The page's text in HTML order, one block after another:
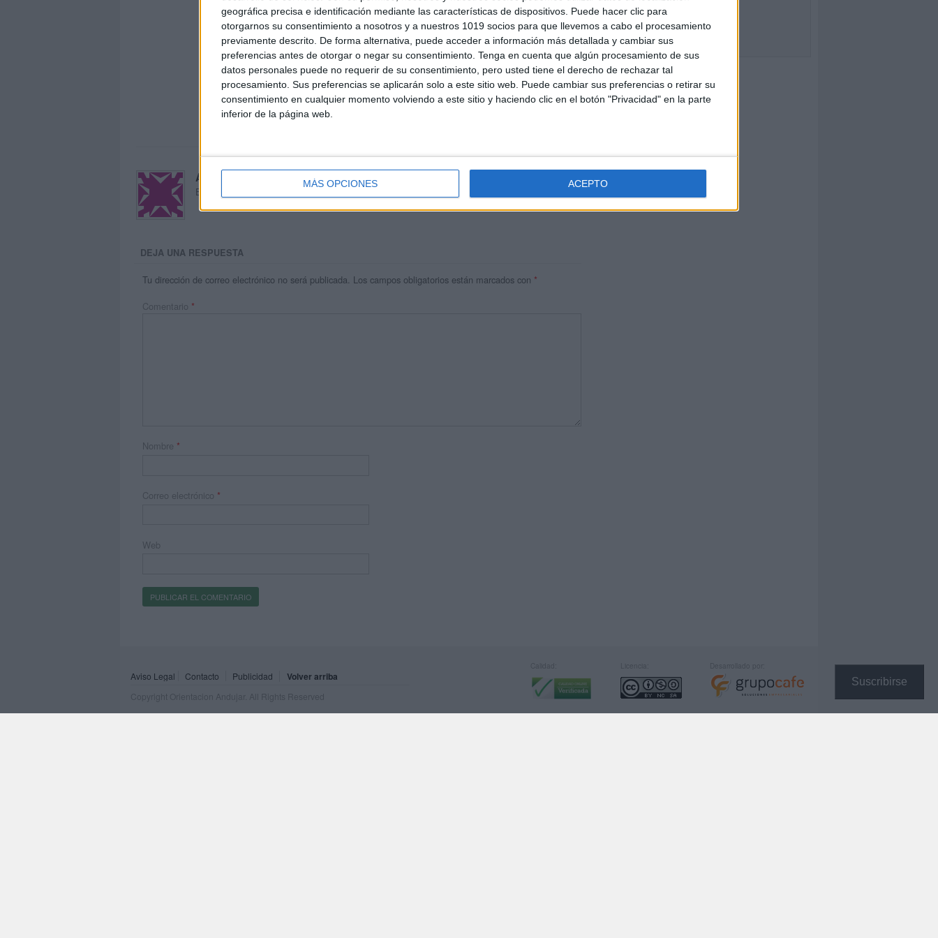
geográfica precisa e identificación mediante las características de dispositivos. Puede hacer clic para
otorgarnos su consentimiento a nosotros y a nuestros 1019 socios para que llevemos a cabo el procesamiento
previamente descrito. De forma alternativa, puede acceder a información más detallada y cambiar sus
preferencias antes de otorgar o negar su consentimiento. Tenga en cuenta que algún procesamiento de sus
datos personales puede no requerir de su consentimiento, pero usted tiene el derecho de rechazar tal
procesamiento. Sus preferencias se aplicarán solo a este sitio web. Puede cambiar sus preferencias o retirar su
consentimiento en cualquier momento volviendo a este sitio y haciendo clic en el botón "Privacidad" en la parte
inferior de la página web.
MÁS OPCIONES ACEPTO
Suscribirse
Acerca de María Olivares
El autor no ha proporcionado ninguna información.
DEJA UNA RESPUESTA
Tu dirección de correo electrónico no será publicada. Los campos obligatorios están marcados con *
Comentario *
Nombre *
Correo electrónico *
Web
Aviso Legal Contacto Publicidad Volver arriba